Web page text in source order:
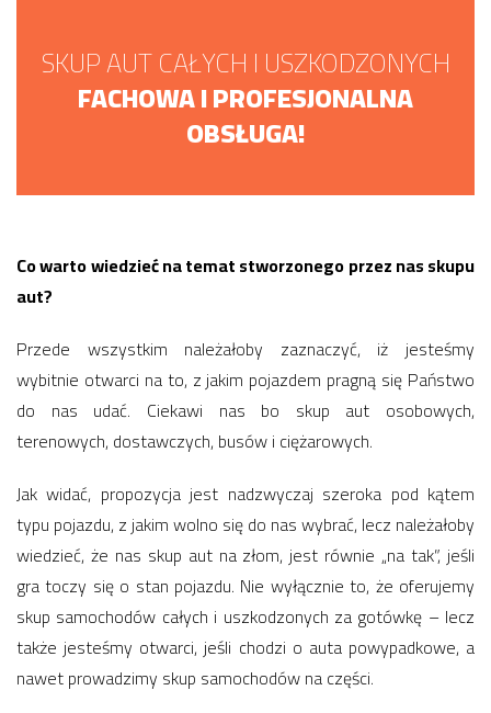
SKUP AUT CAŁYCH I USZKODZONYCH
FACHOWA I PROFESJONALNA
OBSŁUGA!
Co warto wiedzieć na temat stworzonego przez nas skupu
aut?
Przede wszystkim należałoby zaznaczyć, iż jesteśmy
wybitnie otwarci na to, z jakim pojazdem pragną się Państwo
do nas udać. Ciekawi nas bo skup aut osobowych,
terenowych, dostawczych, busów i ciężarowych.
Jak widać, propozycja jest nadzwyczaj szeroka pod kątem
typu pojazdu, z jakim wolno się do nas wybrać, lecz należałoby
wiedzieć, że nas skup aut na złom, jest równie „na tak”, jeśli
gra toczy się o stan pojazdu. Nie wyłącznie to, że oferujemy
skup samochodów całych i uszkodzonych za gotówkę – lecz
także jesteśmy otwarci, jeśli chodzi o auta powypadkowe, a
nawet prowadzimy skup samochodów na części.